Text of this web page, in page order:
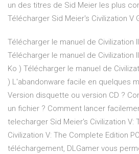
un des titres de Sid Meier les plus
Télécharger Sid Meier's Civilization V
Télécharger le manuel de Civilization
Télécharger le manuel de Civilization
Ko ) Télécharger le manuel de
) L'abandonware facile en quelques
Version disquette ou version CD ?
un fichier ? Comment lancer
telecharger Sid Meier's Civilization V:
Civilization V: The Complete Edition
téléchargement, DLGamer vous